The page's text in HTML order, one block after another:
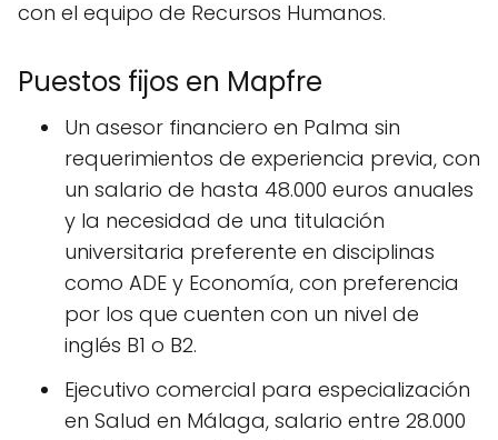
con el equipo de Recursos Humanos.
Puestos fijos en Mapfre
Un asesor financiero en Palma sin
requerimientos de experiencia previa, con
un salario de hasta 48.000 euros anuales
y la necesidad de una titulación
universitaria preferente en disciplinas
como ADE y Economía, con preferencia
por los que cuenten con un nivel de
inglés B1 o B2.
Ejecutivo comercial para especialización
en Salud en Málaga, salario entre 28.000